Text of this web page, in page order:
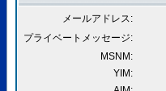
メールアドレス:
プライベートメッセージ:
MSNM:
YIM: